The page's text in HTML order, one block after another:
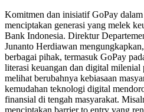
Komitmen dan inisiatif GoPay
menciptakan generasi yang melek
Bank Indonesia. Direktur
Junanto Herdiawan
berbagai pihak, termasuk GoPay
literasi keuangan dan digital milenial
melihat berubahnya kebiasaan
kemudahan teknologi digital
finansial di tengah masyarakat.
menciptakan barrier to entry yang